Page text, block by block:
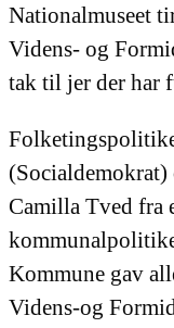
Nationalmuseet
Videns- og
tak til jer der har
Camilla Tved fra
Kommune gav
Videns-og